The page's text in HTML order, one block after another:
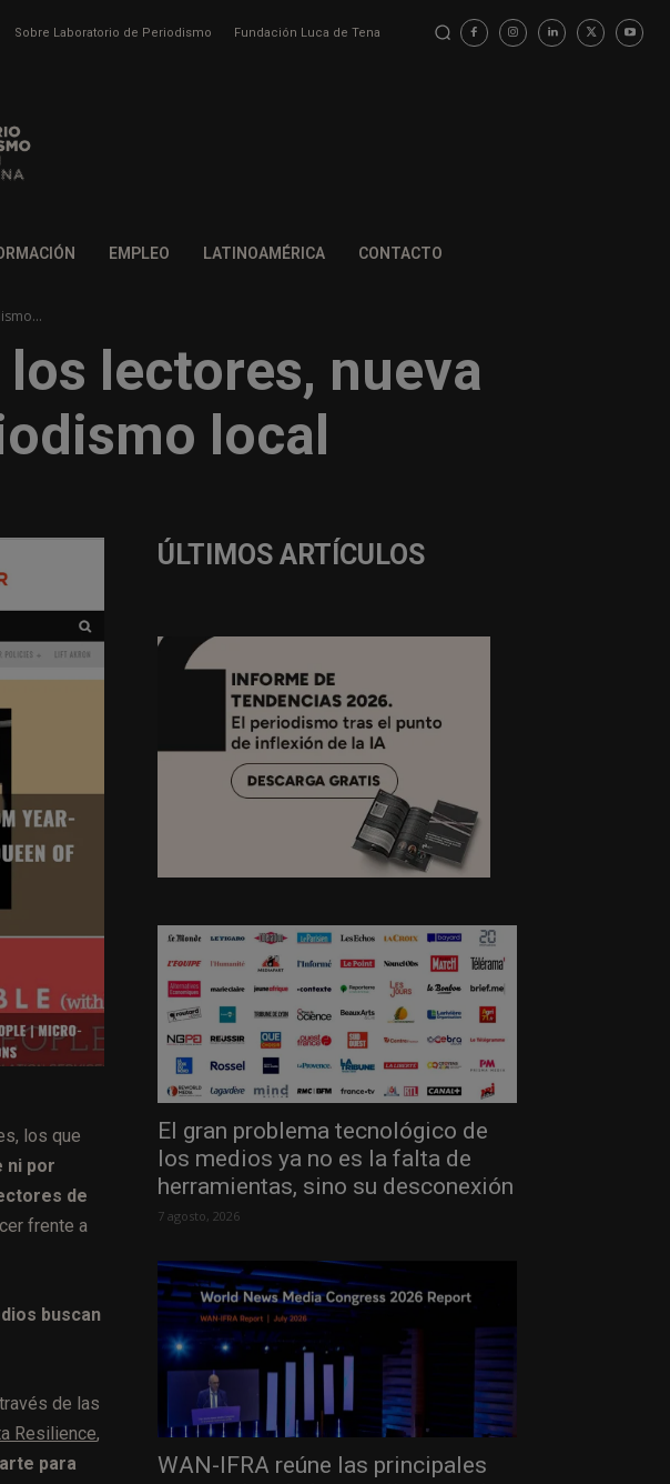
Sobre Laboratorio de Periodismo Fundación Luca de Tena
EMPLEO LATINOAMÉRICA CONTACTO
lectores, nueva
local
los que
ni por
de
frente a
buscan
de las
Resilience,
para
ÚLTIMOS ARTÍCULOS
El gran problema tecnológico de
los medios ya no es la falta de
herramientas, sino su desconexión
7 agosto, 2026
WAN-IFRA reúne las principales